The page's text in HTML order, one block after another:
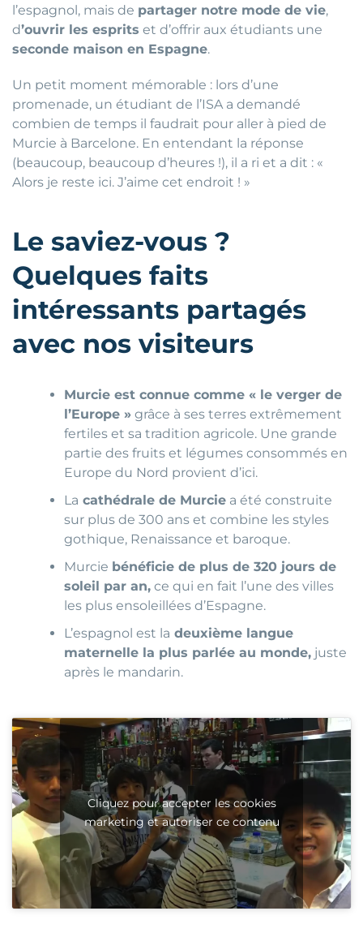
l’espagnol, mais de partager notre mode de vie,
d’ouvrir les esprits et d’offrir aux étudiants une
seconde maison en Espagne.
Un petit moment mémorable : lors d’une
promenade, un étudiant de l’ISA a demandé
combien de temps il faudrait pour aller à pied de
Murcie à Barcelone. En entendant la réponse
(beaucoup, beaucoup d’heures !), il a ri et a dit : «
Alors je reste ici. J’aime cet endroit ! »
Le saviez-vous ?
Quelques faits
intéressants partagés
avec nos visiteurs
Murcie est connue comme « le verger de
l’Europe » grâce à ses terres extrêmement
fertiles et sa tradition agricole. Une grande
partie des fruits et légumes consommés en
Europe du Nord provient d’ici.
La cathédrale de Murcie a été construite
sur plus de 300 ans et combine les styles
gothique, Renaissance et baroque.
Murcie bénéficie de plus de 320 jours de
soleil par an, ce qui en fait l’une des villes
les plus ensoleillées d’Espagne.
L’espagnol est la deuxième langue
maternelle la plus parlée au monde, juste
après le mandarin.
Cliquez pour accepter les cookies
marketing et autoriser ce contenu